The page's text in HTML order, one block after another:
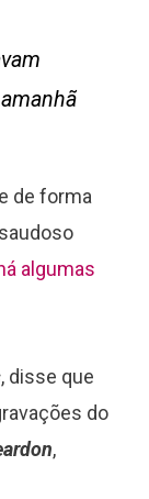
de forma
algumas
, disse que
do
,